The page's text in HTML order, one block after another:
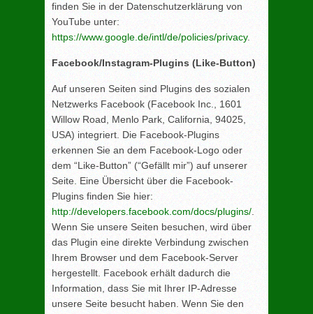
finden Sie in der Datenschutzerklärung von
YouTube unter:
https://www.google.de/intl/de/policies/privacy.
Facebook/Instagram-Plugins (Like-Button)
Auf unseren Seiten sind Plugins des sozialen
Netzwerks Facebook (Facebook Inc., 1601
Willow Road, Menlo Park, California, 94025,
USA) integriert. Die Facebook-Plugins
erkennen Sie an dem Facebook-Logo oder
dem “Like-Button” (“Gefällt mir”) auf unserer
Seite. Eine Übersicht über die Facebook-
Plugins finden Sie hier:
http://developers.facebook.com/docs/plugins/
Wenn Sie unsere Seiten besuchen, wird über
das Plugin eine direkte Verbindung zwischen
Ihrem Browser und dem Facebook-Server
hergestellt. Facebook erhält dadurch die
Information, dass Sie mit Ihrer IP-Adresse
unsere Seite besucht haben. Wenn Sie den